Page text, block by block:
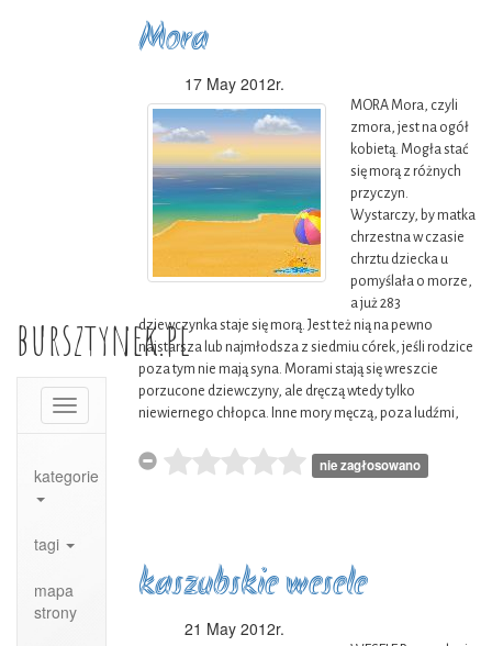
bursztynek.pl
Toggle
navigation
kategorie
tagi
mapa
strony
Mora
17 May 2012r.
MORA Mora, czyli
zmora, jest na ogół
kobietą. Mogła stać
się morą z różnych
przyczyn.
Wystarczy, by matka
chrzestna w czasie
chrztu dziecka u
pomyślała o morze,
a już 283
dziewczynka staje się morą. Jest też nią na pewno
najstarsza lub najmłodsza z siedmiu córek, jeśli rodzice
poza tym nie mają syna. Morami stają się wreszcie
porzucone dziewczyny, ale dręczą wtedy tylko
niewiernego chłopca. Inne mory męczą, poza ludźmi,
nie zagłosowano
kaszubskie wesele
21 May 2012r.